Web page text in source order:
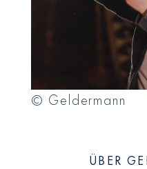
© Geldermann
ÜBER